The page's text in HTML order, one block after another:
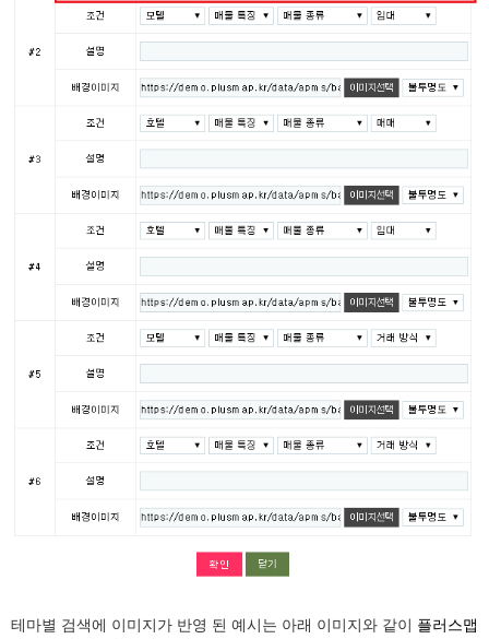
테마별 검색에 이미지가 반영 된 예시는 아래 이미지와 같이 플러스맵